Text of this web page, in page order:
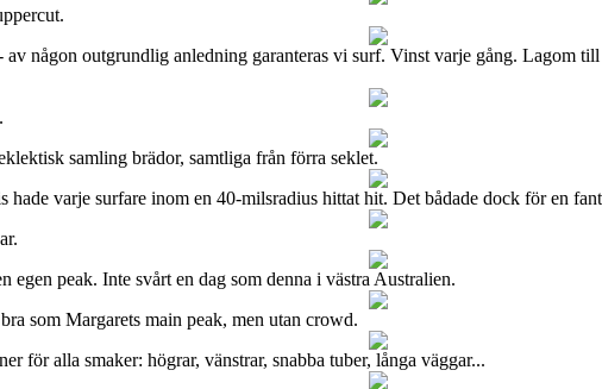
någon outgrundlig anledning garanteras vi surf. Vinst varje gång. Lagom
samling brädor, samtliga från förra seklet.
varje surfare inom en 40-milsradius hittat hit. Det bådade dock för en
egen peak. Inte svårt en dag som denna i västra Australien.
som Margarets main peak, men utan crowd.
för alla smaker: högrar, vänstrar, snabba tuber, långa väggar...